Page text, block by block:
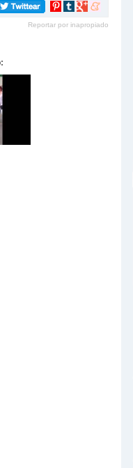
Compartir
Pinterest
Compartir
tumblr
Compartir
Google+
Compartir
meneame
Reportar por inapropiado